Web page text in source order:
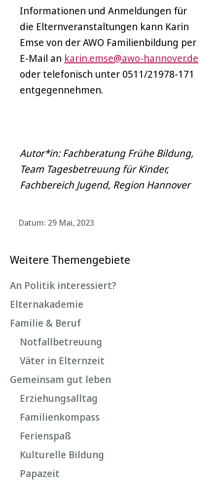
Informationen und Anmeldungen für
die Elternveranstaltungen kann Karin
Emse von der AWO Familienbildung per
E-Mail an karin.emse@awo-hannover.de
oder telefonisch unter 0511/21978-171
entgegennehmen.
Autor*in: Fachberatung Frühe Bildung,
Team Tagesbetreuung für Kinder,
Fachbereich Jugend, Region Hannover
Datum: 29 Mai, 2023
Weitere Themengebiete
An Politik interessiert?
Elternakademie
Familie & Beruf
Notfallbetreuung
Väter in Elternzeit
Gemeinsam gut leben
Erziehungsalltag
Familienkompass
Ferienspaß
Kulturelle Bildung
Papazeit